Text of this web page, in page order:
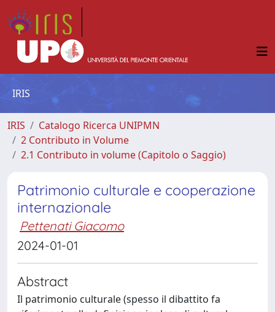
IRIS
IRIS
Catalogo Ricerca UNIPMN
2 Contributo in Volume
2.1 Contributo in volume (Capitolo o Saggio)
Patrimonio culturale e cooperazione
internazionale
Pettenati Giacomo
2024-01-01
Abstract
Il patrimonio culturale (spesso il dibattito fa